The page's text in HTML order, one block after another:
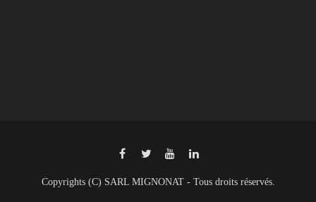
Copyrights (C) SARL MIGNONAT - Tous droits réservés.